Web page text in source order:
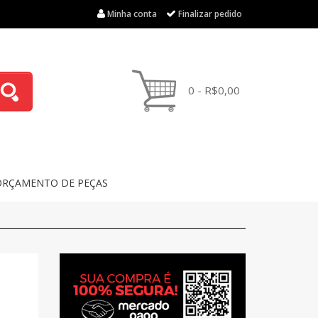
Minha conta Finalizar pedido
0 - R$0,00
DE PEÇAS